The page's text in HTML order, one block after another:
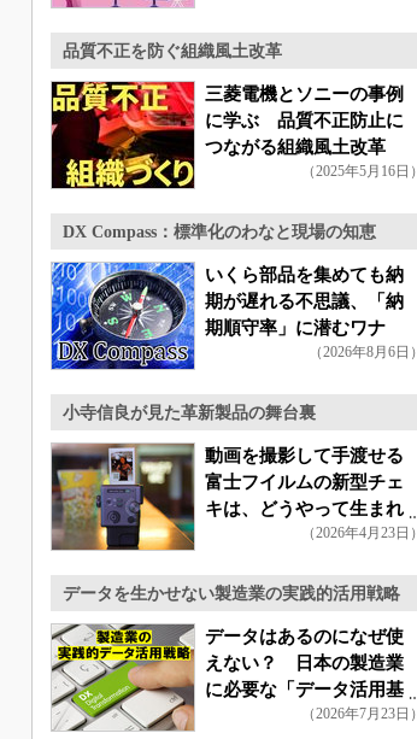
品質不正を防ぐ組織風土改革
三菱電機とソニーの事例
に学ぶ 品質不正防止に
つながる組織風土改革
（2025年5月16日）
DX Compass：標準化のわなと現場の知恵
いくら部品を集めても納
期が遅れる不思議、「納
期順守率」に潜むワナ
（2026年8月6日）
小寺信良が見た革新製品の舞台裏
動画を撮影して手渡せる
富士フイルムの新型チェ
キは、どうやって生まれ
（2026年4月23日）
データを生かせない製造業の実践的活用戦略
データはあるのになぜ使
えない？ 日本の製造業
に必要な「データ活用基
（2026年7月23日）